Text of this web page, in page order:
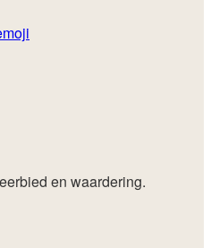
en waardering.